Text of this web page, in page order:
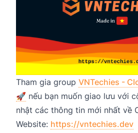
Tham gia group VNTechies -
🚀 nếu bạn muốn giao lưu với
nhật các thông tin mới nhất về
Website: https://vntechies.dev